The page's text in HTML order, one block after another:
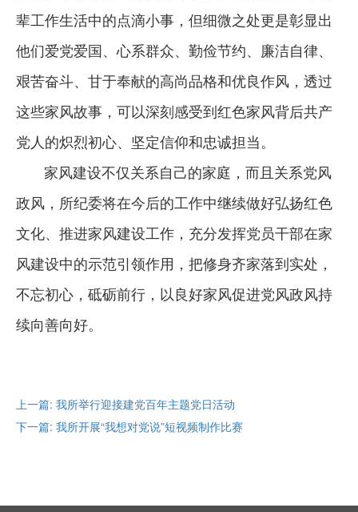
辈工作生活中的点滴小事，但细微之处更是彰显出
他们爱党爱国、心系群众、勤俭节约、廉洁自律、
艰苦奋斗、甘于奉献的高尚品格和优良作风，透过
这些家风故事，可以深刻感受到红色家风背后共产
党人的炽烈初心、坚定信仰和忠诚担当。
家风建设不仅关系自己的家庭，而且关系党风
政风，所纪委将在今后的工作中继续做好弘扬红色
文化、推进家风建设工作，充分发挥党员干部在家
风建设中的示范引领作用，把修身齐家落到实处，
不忘初心，砥砺前行，以良好家风促进党风政风持
续向善向好。
上一篇: 我所举行迎接建党百年主题党日活动
下一篇: 我所开展“我想对党说”短视频制作比赛